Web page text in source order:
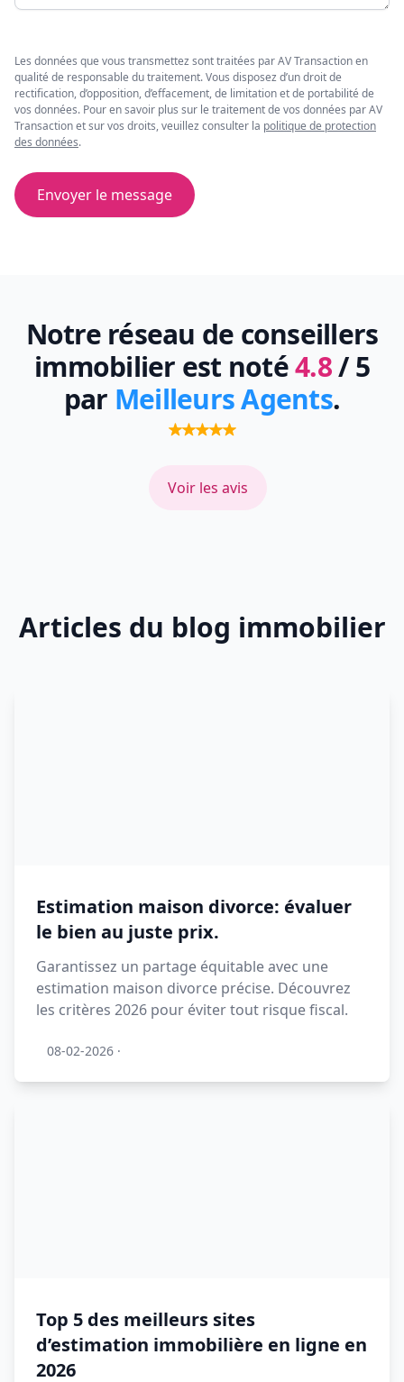
Les données que vous transmettez sont traitées par AV Transaction en
qualité de responsable du traitement. Vous disposez d’un droit de
rectification, d’opposition, d’effacement, de limitation et de portabilité de
vos données. Pour en savoir plus sur le traitement de vos données par AV
Transaction et sur vos droits, veuillez consulter la politique de protection
des données.
Envoyer le message
Notre réseau de conseillers
immobilier est noté4.8/ 5
par Meilleurs Agents.
Voir les avis
Articles du blog immobilier
Estimation maison divorce: évaluer
le bien au juste prix.
Garantissez un partage équitable avec une
estimation maison divorce précise. Découvrez
les critères 2026 pour éviter tout risque fiscal.
08-02-2026 ·
Top 5 des meilleurs sites
d’estimation immobilière en ligne en
2026